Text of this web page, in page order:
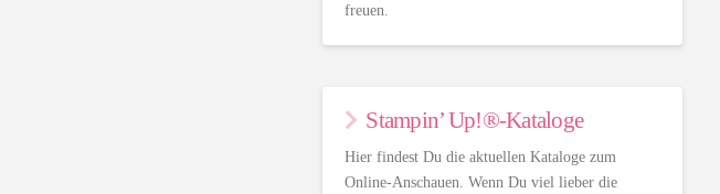
freuen.
Stampin’ Up!®-Kataloge
Hier findest Du die aktuellen Kataloge zum
Online-Anschauen. Wenn Du viel lieber die